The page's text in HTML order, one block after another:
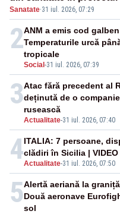
Sanatate·31 iul. 2026, 07:29
2
Social -31 iul. 2026, 07:39
ANM a emis cod
Temperaturile urcă
tropicale
3
Actualitate-31 iul. 2026, 07:40
Atac fără precedent al
deținută de o
rusească
4Actualitate-31 iul. 2026, 07:50
ITALIA: 7 persoane,
clădiri în Sicilia | VIDEO
5Alertă aeriană la
Două aeronave
sol